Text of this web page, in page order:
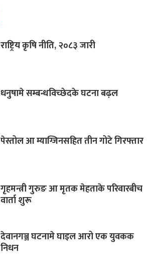
राष्ट्रिय कृषि नीति, २०८३ जारी
धनुषामे सम्बन्धविच्छेदके घटना बढ़ल
पेस्तोल आ म्याग्जिनसहित तीन गोटे गिरफ्तार
गृहमन्त्री गुरुङ आ मृतक मेहताके परिवारबीच
वार्ता शुरू
देवानगञ्ज घटनामे घाइल आरो एक युवकक
निधन